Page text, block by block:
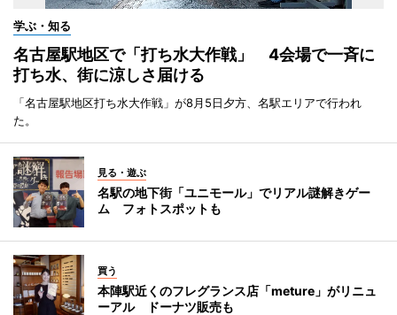
学ぶ・知る
名古屋駅地区で「打ち水大作戦」 4会場で一斉に
打ち水、街に涼しさ届ける
「名古屋駅地区打ち水大作戦」が8月5日夕方、名駅エリアで行われ
た。
見る・遊ぶ
名駅の地下街「ユニモール」でリアル謎解きゲー
ム フォトスポットも
買う
本陣駅近くのフレグランス店「meture」がリニュ
ーアル ドーナツ販売も